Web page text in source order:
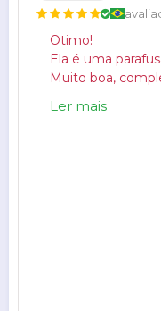
Otimo!
Ela é uma
Muito boa,
Ler mais